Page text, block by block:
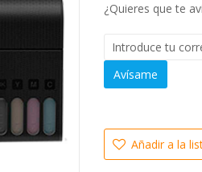
¿Quieres que te
Avísame
Añadir a la